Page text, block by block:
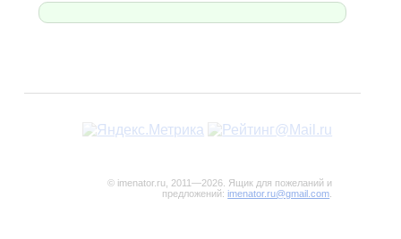
© imenator.ru, 2011—2026. Ящик для пожеланий и
предложений:imenator.ru@gmail.com